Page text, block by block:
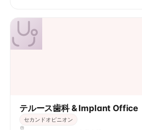
テルース歯科 & Implant Office
セカンドオピニオン